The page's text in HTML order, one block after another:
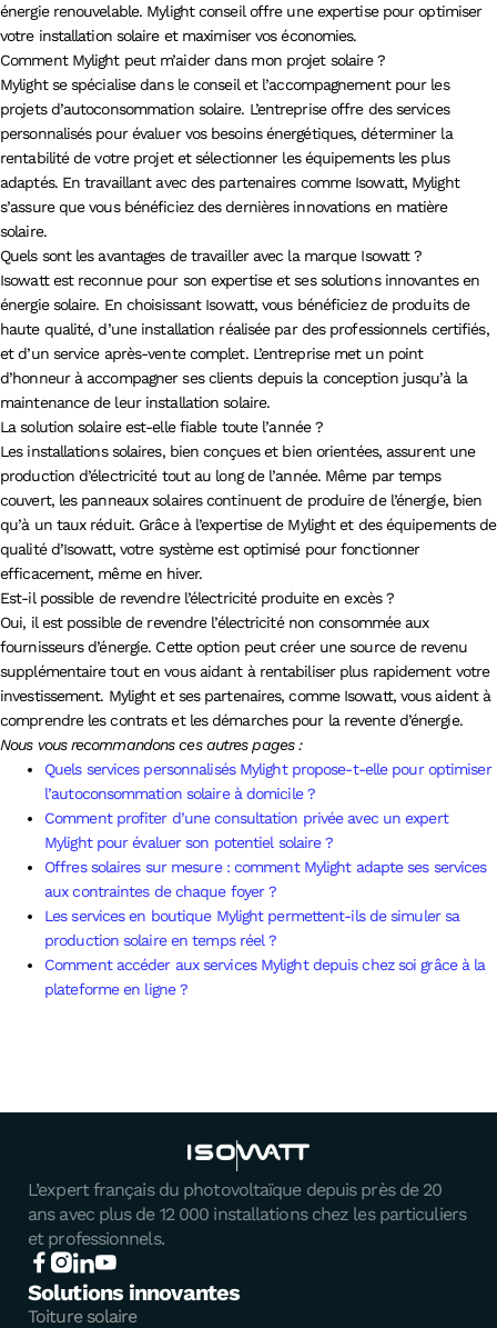
énergie renouvelable. Mylight conseil offre une expertise pour optimiser
votre installation solaire et maximiser vos économies.
Comment Mylight peut m’aider dans mon projet solaire ?
Mylight se spécialise dans le conseil et l’accompagnement pour les
projets d’autoconsommation solaire. L’entreprise offre des services
personnalisés pour évaluer vos besoins énergétiques, déterminer la
rentabilité de votre projet et sélectionner les équipements les plus
adaptés. En travaillant avec des partenaires comme Isowatt, Mylight
s’assure que vous bénéficiez des dernières innovations en matière
solaire.
Quels sont les avantages de travailler avec la marque Isowatt ?
Isowatt est reconnue pour son expertise et ses solutions innovantes en
énergie solaire. En choisissant Isowatt, vous bénéficiez de produits de
haute qualité, d’une installation réalisée par des professionnels certifiés,
et d’un service après-vente complet. L’entreprise met un point
d’honneur à accompagner ses clients depuis la conception jusqu’à la
maintenance de leur installation solaire.
La solution solaire est-elle fiable toute l’année ?
Les installations solaires, bien conçues et bien orientées, assurent une
production d’électricité tout au long de l’année. Même par temps
couvert, les panneaux solaires continuent de produire de l’énergie, bien
qu’à un taux réduit. Grâce à l’expertise de Mylight et des équipements de
qualité d’Isowatt, votre système est optimisé pour fonctionner
efficacement, même en hiver.
Est-il possible de revendre l’électricité produite en excès ?
Oui, il est possible de revendre l’électricité non consommée aux
fournisseurs d’énergie. Cette option peut créer une source de revenu
supplémentaire tout en vous aidant à rentabiliser plus rapidement votre
investissement. Mylight et ses partenaires, comme Isowatt, vous aident à
comprendre les contrats et les démarches pour la revente d’énergie.
Nous vous recommandons ces autres pages :
Quels services personnalisés Mylight propose-t-elle pour optimiser
l’autoconsommation solaire à domicile ?
Comment profiter d’une consultation privée avec un expert
Mylight pour évaluer son potentiel solaire ?
Offres solaires sur mesure : comment Mylight adapte ses services
aux contraintes de chaque foyer ?
Les services en boutique Mylight permettent-ils de simuler sa
production solaire en temps réel ?
Comment accéder aux services Mylight depuis chez soi grâce à la
plateforme en ligne ?
L’expert français du photovoltaïque depuis près de 20
ans avec plus de 12 000 installations chez les particuliers
et professionnels.
Solutions innovantes
Toiture solaire